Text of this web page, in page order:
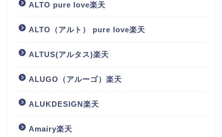
ALTO pure love楽天
ALTO（アルト） pure love楽天
ALTUS(アルタス)楽天
ALUGO（アルーゴ）楽天
ALUKDESIGN楽天
Amairy楽天